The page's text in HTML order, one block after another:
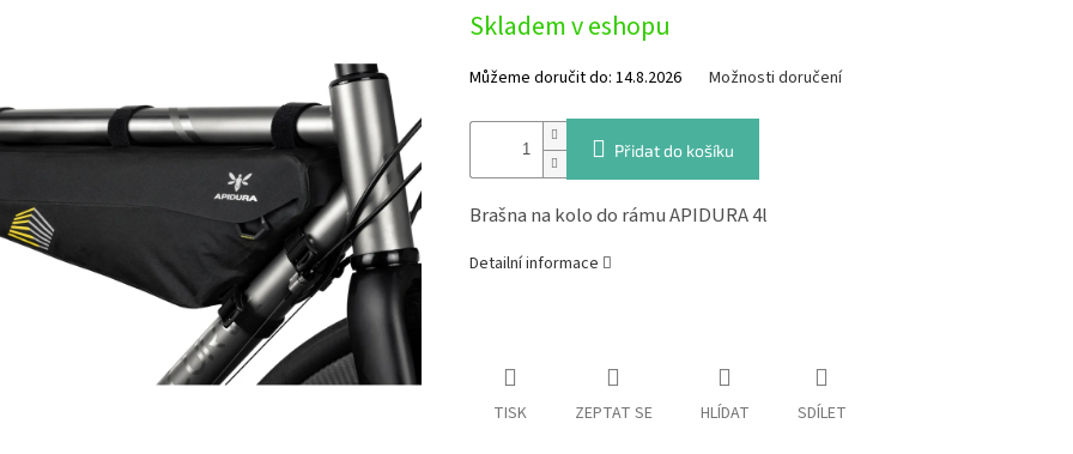
cena:
Skladem v eshopu
Můžeme doručit do: 14.8.2026 Možnosti doručení
Přidat do košíku
Brašna na kolo do rámu APIDURA 4l
Detailní informace
TISK ZEPTAT SE HLÍDAT SDÍLET